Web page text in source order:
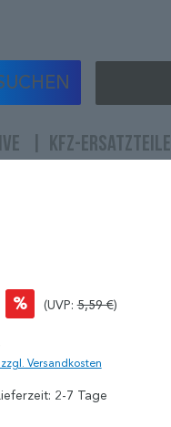
KFZ-ERSATZTEILE
% (UVP:5,59 €)
Versandkosten
2-7 Tage